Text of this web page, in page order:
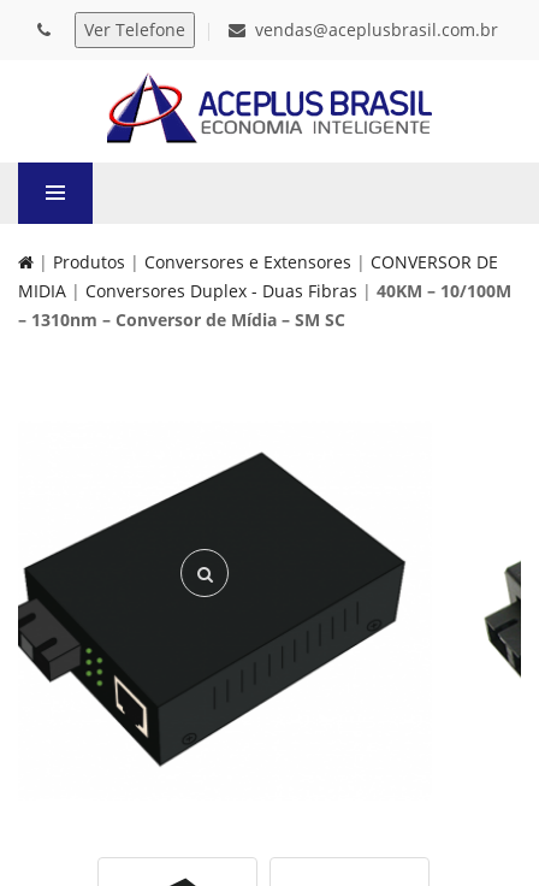
vendas@aceplusbrasil.com.br
| Produtos | Conversores e Extensores | CONVERSOR DE
MIDIA | Conversores Duplex - Duas Fibras | 40KM – 10/100M
– 1310nm – Conversor de Mídia – SM SC